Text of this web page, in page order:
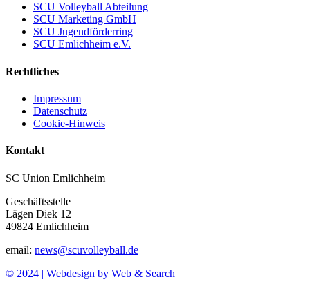
SCU Volleyball Abteilung
SCU Marketing GmbH
SCU Jugendförderring
SCU Emlichheim e.V.
Rechtliches
Impressum
Datenschutz
Cookie-Hinweis
Kontakt
SC Union Emlichheim
Geschäftsstelle
Lägen Diek 12
49824 Emlichheim
email: news@scuvolleyball.de
© 2024 | Webdesign by Web & Search